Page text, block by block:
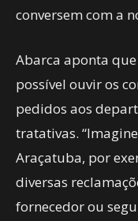
conversem com a
Abarca aponta
possível ouvir os
pedidos aos
tratativas.
Araçatuba, por
diversas
fornecedor ou